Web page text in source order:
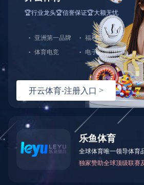
布瑞克部分合作伙伴：